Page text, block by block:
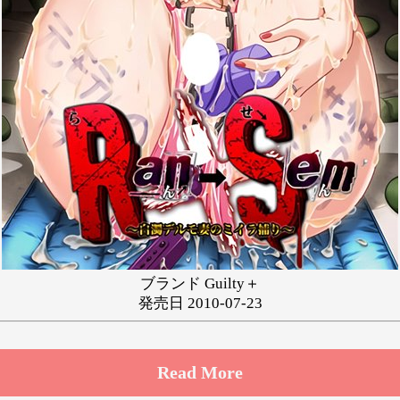
ゆ
り れ
わ
ブランド Guilty＋
発売日 2010-07-23
Read More